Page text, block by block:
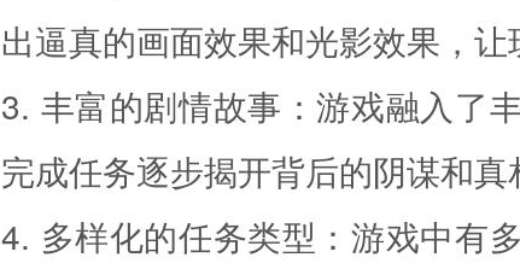
出逼真的画面效果和光影效果，让
3. 丰富的剧情故事：游戏融入了
完成任务逐步揭开背后的阴谋和真
4. 多样化的任务类型：游戏中有